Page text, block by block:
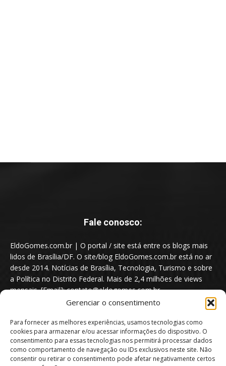
Gerenciar o consentimento
Para fornecer as melhores experiências, usamos tecnologias como
cookies para armazenar e/ou acessar informações do dispositivo. O
consentimento para essas tecnologias nos permitirá processar dados
como comportamento de navegação ou IDs exclusivos neste site. Não
consentir ou retirar o consentimento pode afetar negativamente certos
Fale conosco:
EldoGomes.com.br | O portal / site está entre os blogs mais
lidos de Brasília/DF. O site/blog EldoGomes.com.br está no ar
desde 2014. Notícias de Brasília, Tecnologia, Turismo e sobre
a Política no Distrito Federal. Mais de 2,4 milhões de views
mensais. [Email]: contato@eldogomes.com.br